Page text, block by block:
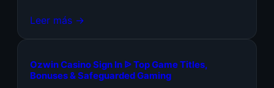
Leer más →
Ozwin Casino Sign In ᐉ Top Game Titles,
Bonuses & Safeguarded Gaming